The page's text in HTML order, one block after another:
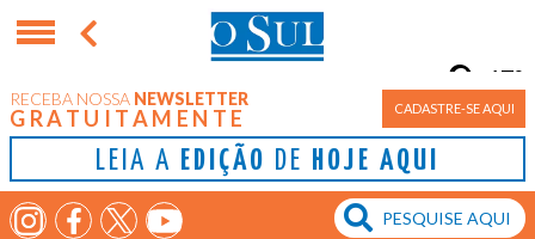
RECEBA NOSSA NEWSLETTER
GRATUITAMENTE CADASTRE-SE AQUI
LEIA A EDIÇÃO DE HOJE AQUI
Porto Alegre
17°